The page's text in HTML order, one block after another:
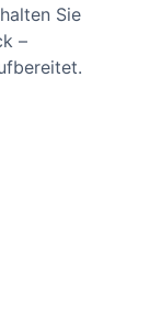
Sie
–